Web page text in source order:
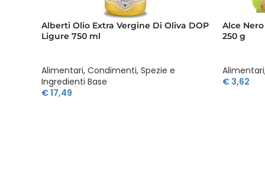
Alberti Olio Extra Vergine Di Oliva DOP
Ligure 750 ml
Alimentari, Condimenti, Spezie e
Ingredienti Base
€17,49
Alce
250 g
Alimentari
€3,62